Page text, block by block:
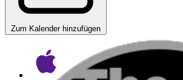
Zum Kalender hinzufügen